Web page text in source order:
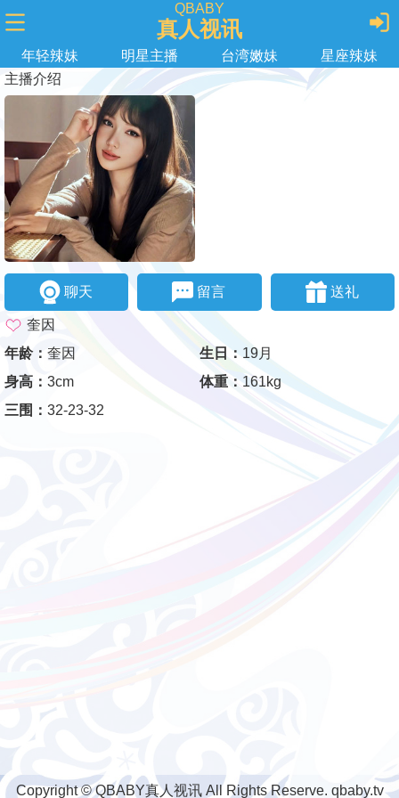
QBABY
真人视讯
年轻辣妹 明星主播 台湾嫩妹
星座辣妹
主播介绍
聊天 留言 送礼
奎因
年龄： 奎因 生日： 19月
身高： 3cm 体重：161kg
三围： 32-23-32
Copyright © QBABY真人视讯 All Rights Reserve. qbaby.tv